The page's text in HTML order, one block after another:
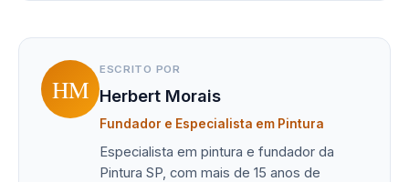
HM
ESCRITO POR
Herbert Morais
Fundador e Especialista em Pintura
Especialista em pintura e fundador da
Pintura SP, com mais de 15 anos de